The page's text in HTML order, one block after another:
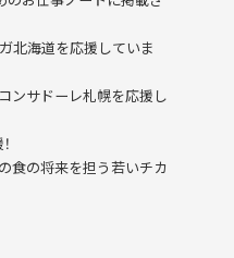
北海道を応援していま
ンサドーレ札幌を応援し
食の将来を担う若いチカ